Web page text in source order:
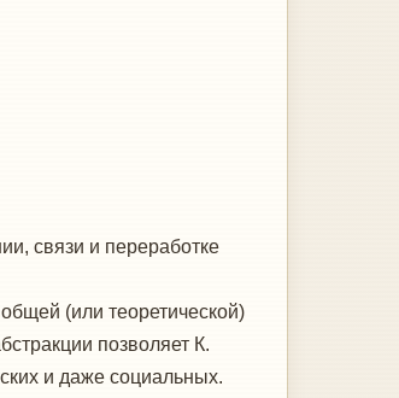
связи и переработке
(или теоретической)
позволяет К.
и даже социальных.